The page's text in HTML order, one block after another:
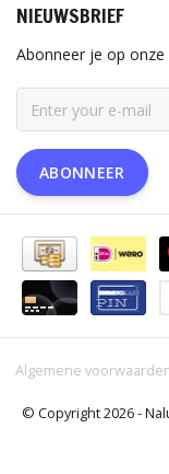
NIEUWSBRIEF
Abonneer je op
ABONNEER
Algemene
© Copyright 2026 -